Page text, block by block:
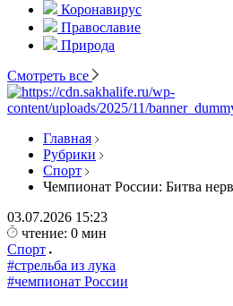
Коронавирус
Православие
Природа
Смотреть все
Главная
Рубрики
Спорт
Чемпионат России: Битва
03.07.2026 15:23
чтение: 0 мин
Спорт
#стрельба из лука
#чемпионат России